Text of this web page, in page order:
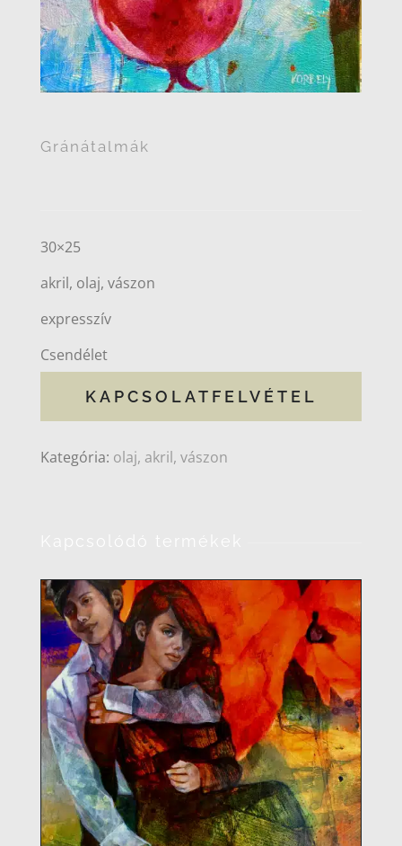
Gránátalmák
30×25
akril, olaj, vászon
expresszív
Csendélet
KAPCSOLATFELVÉTEL
Kategória: olaj, akril, vászon
RÉSZLETEK